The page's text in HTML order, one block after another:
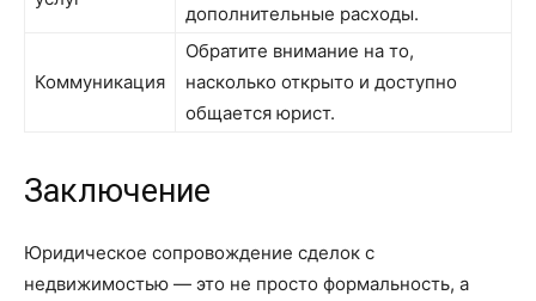
дополнительные расходы.
Коммуникация
Обратите внимание на то,
насколько открыто и доступно
общается юрист.
Заключение
Юридическое сопровождение сделок с
недвижимостью — это не просто формальность, а